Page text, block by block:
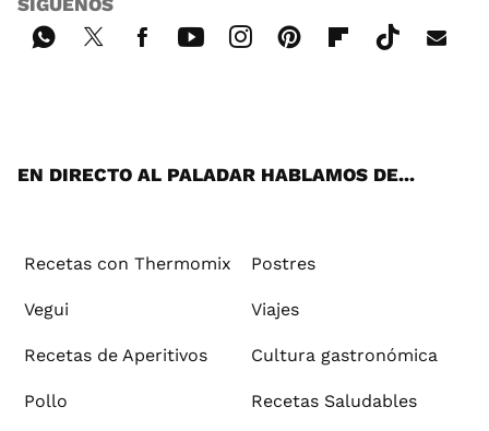
EN DIRECTO AL PALADAR HABLAMOS DE...
Recetas con Thermomix Postres
Vegui Viajes
Recetas de Aperitivos Cultura gastronómica
Pollo Recetas Saludables